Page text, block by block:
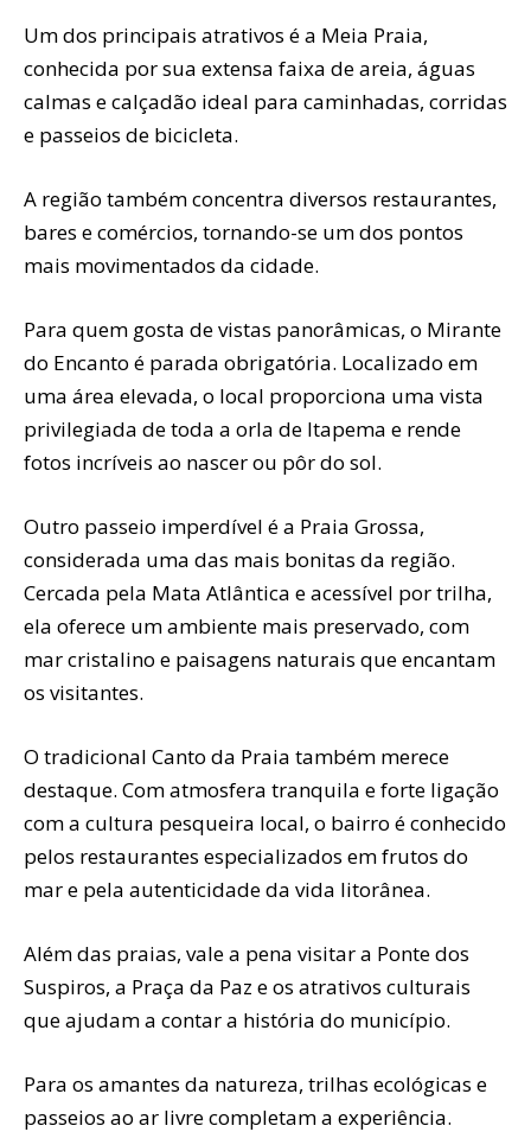
Um dos principais atrativos é a Meia Praia,
conhecida por sua extensa faixa de areia, águas
calmas e calçadão ideal para caminhadas, corridas
e passeios de bicicleta.
A região também concentra diversos restaurantes,
bares e comércios, tornando-se um dos pontos
mais movimentados da cidade.
Para quem gosta de vistas panorâmicas, o Mirante
do Encanto é parada obrigatória. Localizado em
uma área elevada, o local proporciona uma vista
privilegiada de toda a orla de Itapema e rende
fotos incríveis ao nascer ou pôr do sol.
Outro passeio imperdível é a Praia Grossa,
considerada uma das mais bonitas da região.
Cercada pela Mata Atlântica e acessível por trilha,
ela oferece um ambiente mais preservado, com
mar cristalino e paisagens naturais que encantam
os visitantes.
O tradicional Canto da Praia também merece
destaque. Com atmosfera tranquila e forte ligação
com a cultura pesqueira local, o bairro é conhecido
pelos restaurantes especializados em frutos do
mar e pela autenticidade da vida litorânea.
Além das praias, vale a pena visitar a Ponte dos
Suspiros, a Praça da Paz e os atrativos culturais
que ajudam a contar a história do município.
Para os amantes da natureza, trilhas ecológicas e
passeios ao ar livre completam a experiência.